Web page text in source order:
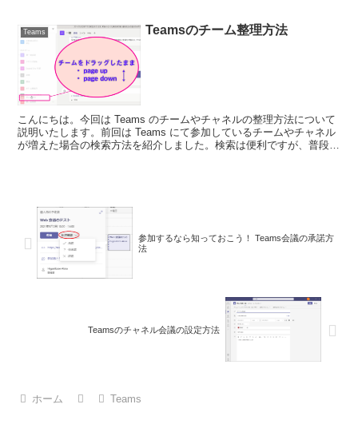
Teams Teamsのチーム整理方法
こんにちは。今回は Teams のチームやチャネルの整理方法について
説明いたします。前回は Teams にて参加しているチームやチャネル
が増えた場合の検索方法を紹介しました。検索は便利ですが、普段か
参加するなら知っておこう！ Teams会議の承諾方
法
Teamsのチャネル会議の設定方法
ホーム Teams